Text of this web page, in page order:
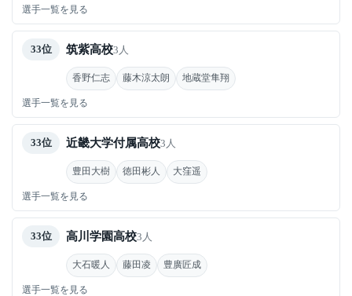
選手一覧を見る
33位 筑紫高校3人
香野仁志 藤木涼太朗 地蔵堂隼翔
選手一覧を見る
33位 近畿大学付属高校3人
豊田大樹 徳田彬人 大窪遥
選手一覧を見る
33位 高川学園高校3人
大石暖人 藤田凌 豊廣匠成
選手一覧を見る